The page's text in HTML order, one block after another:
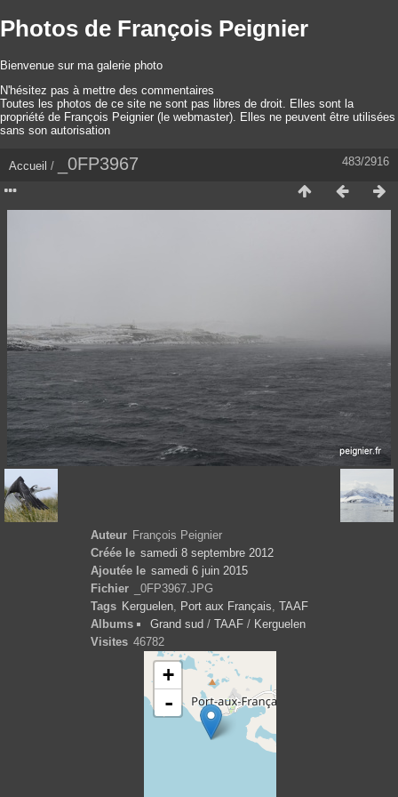
Photos de François Peignier
Bienvenue sur ma galerie photo
N'hésitez pas à mettre des commentaires
Toutes les photos de ce site ne sont pas libres de droit. Elles sont la
propriété de François Peignier (le webmaster). Elles ne peuvent être utilisées
sans son autorisation
483/2916
Accueil / _0FP3967
Auteur François Peignier
Créée le samedi 8 septembre 2012
Ajoutée le samedi 6 juin 2015
Fichier
_0FP3967.JPG
Tags Kerguelen Port aux Français TAAF
Albums
Grand sud / TAAF / Kerguelen
Visites 46782
+
-